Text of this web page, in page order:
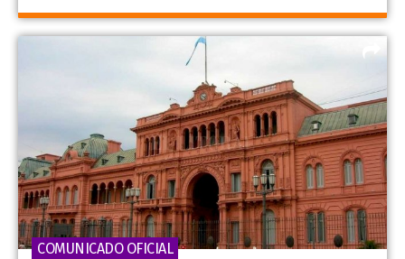
COMUNICADO OFICIAL